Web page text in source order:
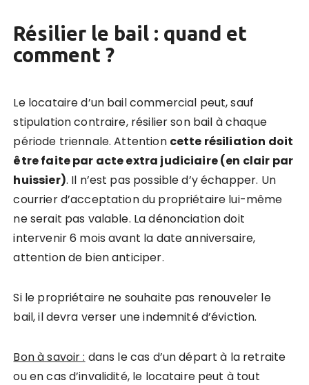
Résilier le bail : quand et
comment ?
Le locataire d’un bail commercial peut, sauf
stipulation contraire, résilier son bail à chaque
période triennale. Attention cette résiliation doit
être faite par acte extra judiciaire (en clair par
huissier). Il n’est pas possible d’y échapper. Un
courrier d’acceptation du propriétaire lui-même
ne serait pas valable. La dénonciation doit
intervenir 6 mois avant la date anniversaire,
attention de bien anticiper.
Si le propriétaire ne souhaite pas renouveler le
bail, il devra verser une indemnité d’éviction.
Bon à savoir : dans le cas d’un départ à la retraite
ou en cas d’invalidité, le locataire peut à tout